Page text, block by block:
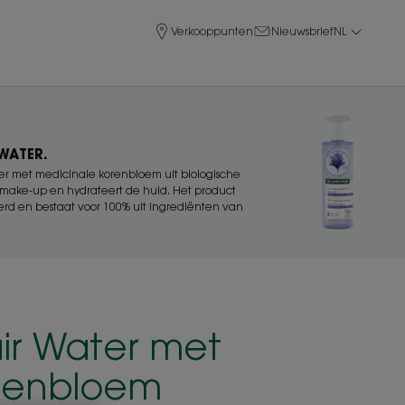
Verkooppunten NieuwsbriefNL
met medicinale korenbloem uit biologische
up en hydrateert de huid. Het product
en bestaat voor 100% uit ingrediënten van
Water met